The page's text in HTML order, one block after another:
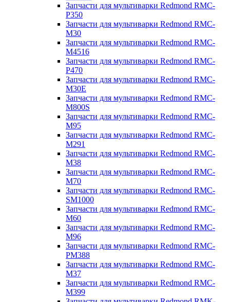
Запчасти для мультиварки Redmond RMC-
P350
Запчасти для мультиварки Redmond RMC-
M30
Запчасти для мультиварки Redmond RMC-
M4516
Запчасти для мультиварки Redmond RMC-
P470
Запчасти для мультиварки Redmond RMC-
M30E
Запчасти для мультиварки Redmond RMC-
M800S
Запчасти для мультиварки Redmond RMC-
M95
Запчасти для мультиварки Redmond RMC-
M291
Запчасти для мультиварки Redmond RMC-
M38
Запчасти для мультиварки Redmond RMC-
M70
Запчасти для мультиварки Redmond RMC-
SM1000
Запчасти для мультиварки Redmond RMC-
M60
Запчасти для мультиварки Redmond RMC-
M96
Запчасти для мультиварки Redmond RMC-
PM388
Запчасти для мультиварки Redmond RMC-
M37
Запчасти для мультиварки Redmond RMC-
M399